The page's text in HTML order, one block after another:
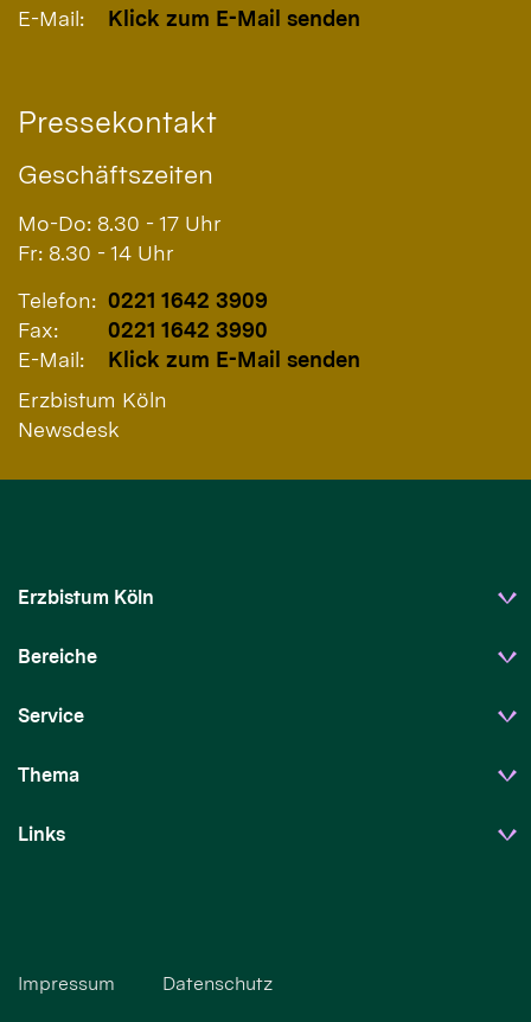
E-Mail:
Klick zum E-Mail senden
Pressekontakt
Geschäftszeiten
Mo-Do: 8.30 - 17 Uhr
Fr: 8.30 - 14 Uhr
Telefon: 0221 1642 3909
Fax:
0221 1642 3990
E-Mail:
Klick zum E-Mail senden
Erzbistum Köln
Newsdesk
Erzbistum Köln
Bereiche
Service
Thema
Links
Impressum Datenschutz